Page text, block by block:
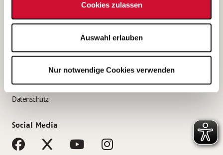
Cookies zulassen
Auswahl erlauben
Nur notwendige Cookies verwenden
Bewerbung als Erzieher*in
AWO Gliederungen nach Bundesland
Impressum
Datenschutz
Social Media